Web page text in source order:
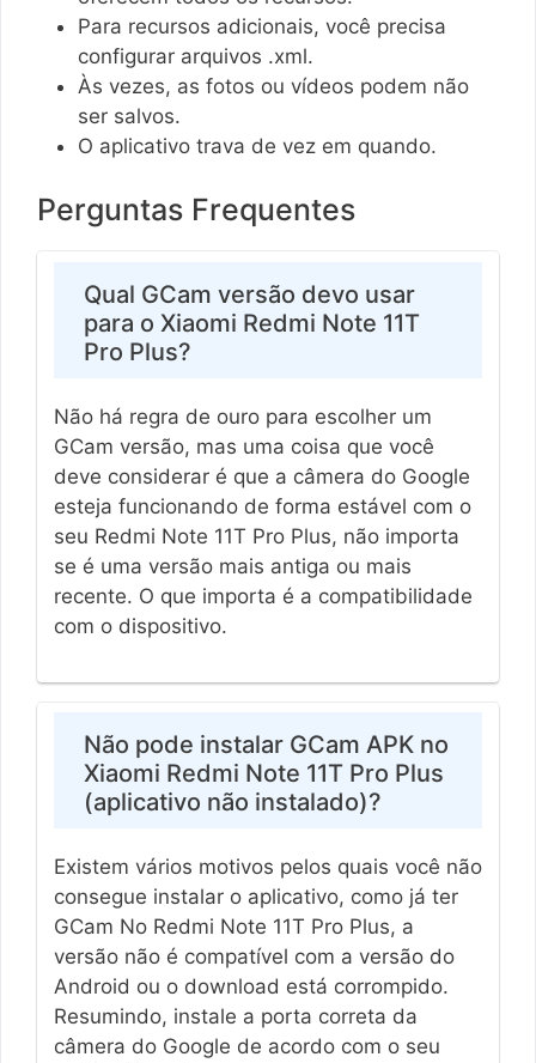
Para recursos adicionais, você precisa
configurar arquivos .xml.
Às vezes, as fotos ou vídeos podem não
ser salvos.
O aplicativo trava de vez em quando.
Perguntas Frequentes
Qual GCam versão devo usar
para o Xiaomi Redmi Note 11T
Pro Plus?
Não há regra de ouro para escolher um
GCam versão, mas uma coisa que você
deve considerar é que a câmera do Google
esteja funcionando de forma estável com o
seu Redmi Note 11T Pro Plus, não importa
se é uma versão mais antiga ou mais
recente. O que importa é a compatibilidade
com o dispositivo.
Não pode instalar GCam APK no
Xiaomi Redmi Note 11T Pro Plus
(aplicativo não instalado)?
Existem vários motivos pelos quais você não
consegue instalar o aplicativo, como já ter
GCam No Redmi Note 11T Pro Plus, a
versão não é compatível com a versão do
Android ou o download está corrompido.
Resumindo, instale a porta correta da
câmera do Google de acordo com o seu